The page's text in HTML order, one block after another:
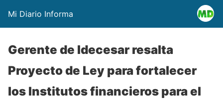
Mi Diario Informa
Gerente de Idecesar resalta
Proyecto de Ley para fortalecer
los Institutos financieros para el